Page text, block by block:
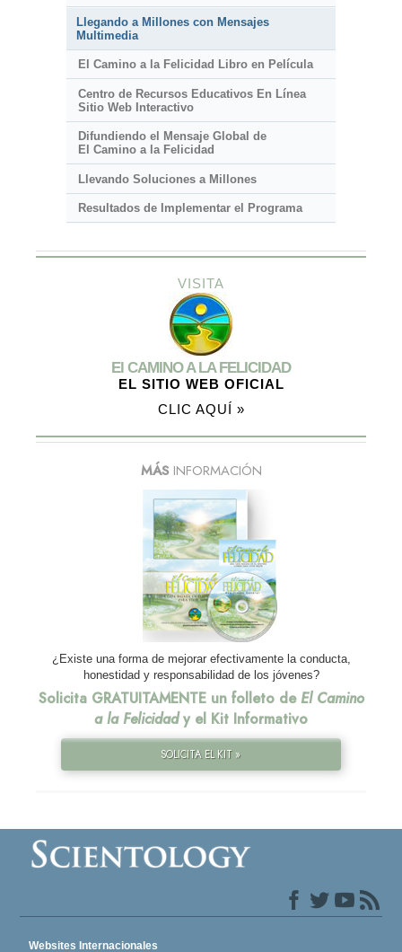
Llegando a Millones con Mensajes
Multimedia
El Camino a la Felicidad Libro en Película
Centro de Recursos Educativos En Línea
Sitio Web Interactivo
Difundiendo el Mensaje Global de
El Camino a la Felicidad
Llevando Soluciones a Millones
Resultados de Implementar el Programa
VISITA
El CAMINO A LA FELICIDAD
EL SITIO WEB OFICIAL
CLIC AQUÍ »
MÁSINFORMACIÓN
¿Existe una forma de mejorar efectivamente la conducta,
honestidad y responsabilidad de los jóvenes?
Solicita GRATUITAMENTE un folleto de El Camino
a la Felicidady el Kit Informativo
SOLICITA EL KIT »
Websites Internacionales